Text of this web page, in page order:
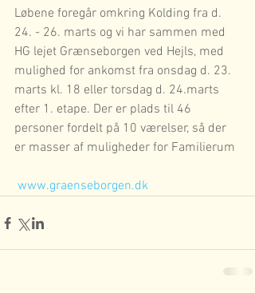
Løbene foregår omkring Kolding fra d.
24. - 26. marts og vi har sammen med
HG lejet Grænseborgen ved Hejls, med
mulighed for ankomst fra onsdag d. 23.
marts kl. 18 eller torsdag d. 24.marts
efter 1. etape. Der er plads til 46
personer fordelt på 10 værelser, så der
er masser af muligheder for Familierum
www.graenseborgen.dk